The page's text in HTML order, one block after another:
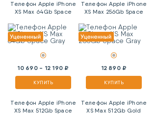
Телефон Apple iPhone
XS Max 64Gb Space
10 690 - 12 190 ₽
КУПИТЬ
Телефон Apple iPhone
XS Max 256Gb Space
12 890 ₽
КУПИТЬ
Телефон Apple iPhone
XS Max 512Gb Space
Телефон Apple iPhone
XS Max 512Gb Gold